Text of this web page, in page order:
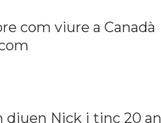
com viure a Canadà
diuen Nick i tinc 20